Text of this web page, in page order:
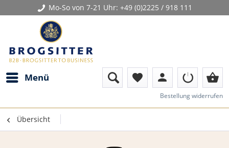
Mo-So von 7-21 Uhr: +49 (0)2225 / 918 111
Menü favorite person shopping_basket
Bestellung widerrufen
Übersicht